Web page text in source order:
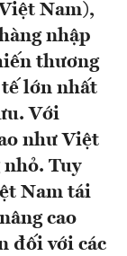
Nam),
nhập
thương
lớn nhất
Với
như Việt
Tuy
Nam tái
cao
đối với các